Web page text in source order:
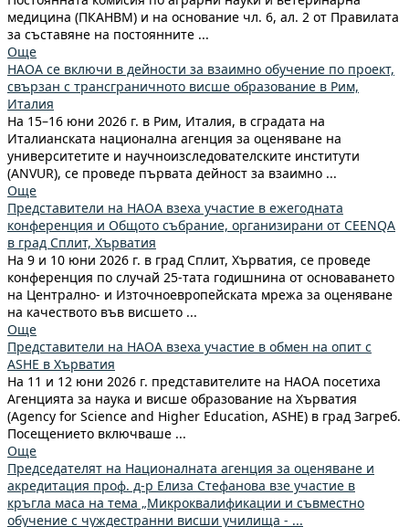
медицина (ПКАНВМ) и на основание чл. 6, ал. 2 от Правилата
за съставяне на постоянните ...
Още
НАОА се включи в дейности за взаимно обучение по проект,
свързан с трансграничното висше образование в Рим,
Италия
На 15–16 юни 2026 г. в Рим, Италия, в сградата на
Италианската национална агенция за оценяване на
университетите и научноизследователските институти
(ANVUR), се проведе първата дейност за взаимно ...
Още
Представители на НАОА взеха участие в ежегодната
конференция и Общото събрание, организирани от CEENQA
в град Сплит, Хърватия
На 9 и 10 юни 2026 г. в град Сплит, Хърватия, се проведе
конференция по случай 25-тата годишнина от основаването
на Централно- и Източноевропейската мрежа за оценяване
на качеството във висшето ...
Още
Представители на НАОА взеха участие в обмен на опит с
ASHE в Хърватия
На 11 и 12 юни 2026 г. представителите на НАОА посетиха
Агенцията за наука и висше образование на Хърватия
(Agency for Science and Higher Education, ASHE) в град Загреб.
Посещението включваше ...
Още
Председателят на Националната агенция за оценяване и
акредитация проф. д-р Елиза Стефанова взе участие в
кръгла маса на тема „Микроквалификации и съвместно
обучение с чуждестранни висши училища - ...